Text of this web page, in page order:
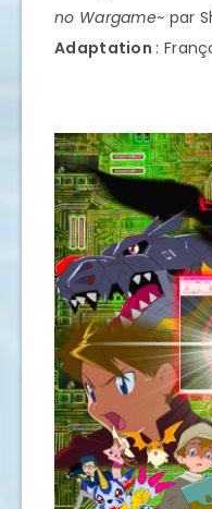
no Wargame~ par
Adaptation :